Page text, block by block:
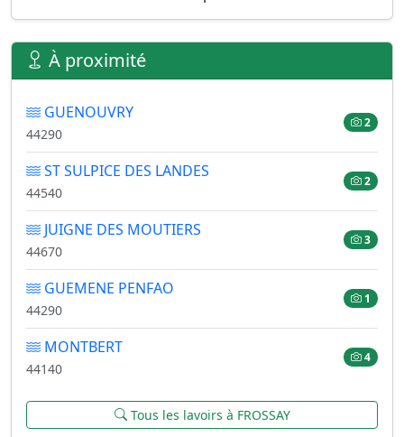
À proximité
GUENOUVRY
44290
2
ST SULPICE DES LANDES
44540
2
JUIGNE DES MOUTIERS
44670
3
GUEMENE PENFAO
44290
1
MONTBERT
44140
4
Tous les lavoirs à FROSSAY